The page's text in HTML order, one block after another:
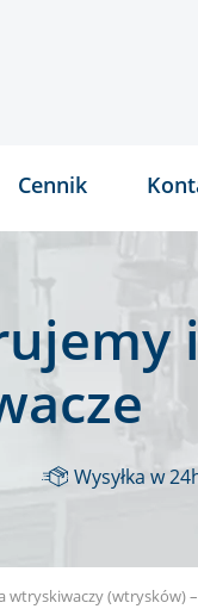
Cennik
Wysyłka w
wtryskiwaczy (wtrysków)